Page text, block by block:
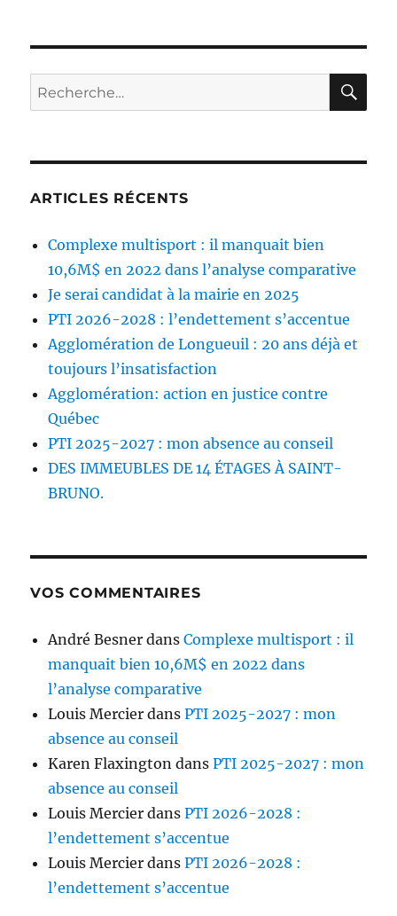
Rechercher :
ARTICLES RÉCENTS
Complexe multisport : il manquait bien
10,6M$ en 2022 dans l’analyse comparative
Je serai candidat à la mairie en 2025
PTI 2026-2028 : l’endettement s’accentue
Agglomération de Longueuil : 20 ans déjà et
toujours l’insatisfaction
Agglomération: action en justice contre
Québec
PTI 2025-2027 : mon absence au conseil
DES IMMEUBLES DE 14 ÉTAGES À SAINT-
BRUNO.
VOS COMMENTAIRES
André Besner dansComplexe multisport : il
manquait bien 10,6M$ en 2022 dans
l’analyse comparative
Louis Mercier dansPTI 2025-2027 : mon
absence au conseil
Karen Flaxington dansPTI 2025-2027 : mon
absence au conseil
Louis Mercier dansPTI 2026-2028 :
l’endettement s’accentue
Louis Mercier dansPTI 2026-2028 :
l’endettement s’accentue